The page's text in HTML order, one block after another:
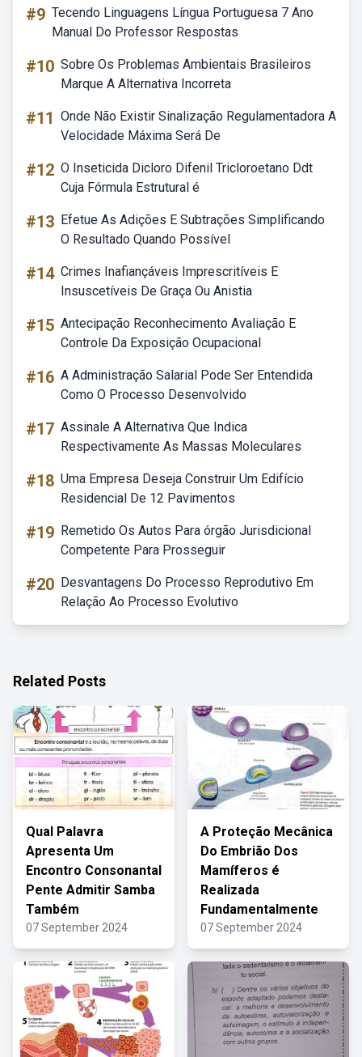
#9 Tecendo Linguagens Língua Portuguesa 7 Ano
Manual Do Professor Respostas
#10 Sobre Os Problemas Ambientais Brasileiros
Marque A Alternativa Incorreta
#11 Onde Não Existir Sinalização Regulamentadora A
Velocidade Máxima Será De
#12 O Inseticida Dicloro Difenil Tricloroetano Ddt
Cuja Fórmula Estrutural é
#13 Efetue As Adições E Subtrações Simplificando
O Resultado Quando Possível
#14 Crimes Inafiançáveis Imprescritíveis E
Insuscetíveis De Graça Ou Anistia
#15 Antecipação Reconhecimento Avaliação E
Controle Da Exposição Ocupacional
#16 A Administração Salarial Pode Ser Entendida
Como O Processo Desenvolvido
#17 Assinale A Alternativa Que Indica
Respectivamente As Massas Moleculares
#18 Uma Empresa Deseja Construir Um Edifício
Residencial De 12 Pavimentos
#19 Remetido Os Autos Para órgão Jurisdicional
Competente Para Prosseguir
#20 Desvantagens Do Processo Reprodutivo Em
Relação Ao Processo Evolutivo
Related Posts
Qual Palavra
Apresenta Um
Encontro Consonantal
Pente Admitir Samba
Também
07 September 2024
A Proteção Mecânica
Do Embrião Dos
Mamíferos é
Realizada
Fundamentalmente
07 September 2024